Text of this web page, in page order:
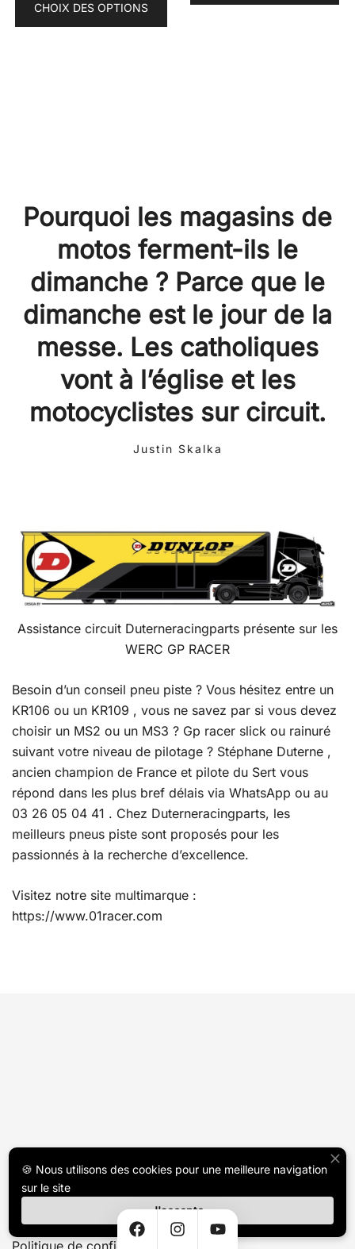
prix :
CHOIX DES OPTIONS
Pourquoi les magasins de
motos ferment-ils le
dimanche ? Parce que le
dimanche est le jour de la
messe. Les catholiques
vont à l’église et les
motocyclistes sur circuit.
Justin Skalka
Assistance circuit Duterneracingparts présente sur les
WERC GP RACER
Besoin d’un conseil pneu piste ? Vous hésitez entre un
KR106 ou un KR109 , vous ne savez par si vous devez
choisir un MS2 ou un MS3 ? Gp racer slick ou rainuré
suivant votre niveau de pilotage ? Stéphane Duterne ,
ancien champion de France et pilote du Sert vous
répond dans les plus bref délais via WhatsApp ou au
03 26 05 04 41 . Chez Duterneracingparts, les
meilleurs pneus piste sont proposés pour les
passionnés à la recherche d’excellence.
Visitez notre site multimarque :
https://www.01racer.com
🍪 Nous utilisons des cookies pour une meilleure navigation
sur le site
J'accepte